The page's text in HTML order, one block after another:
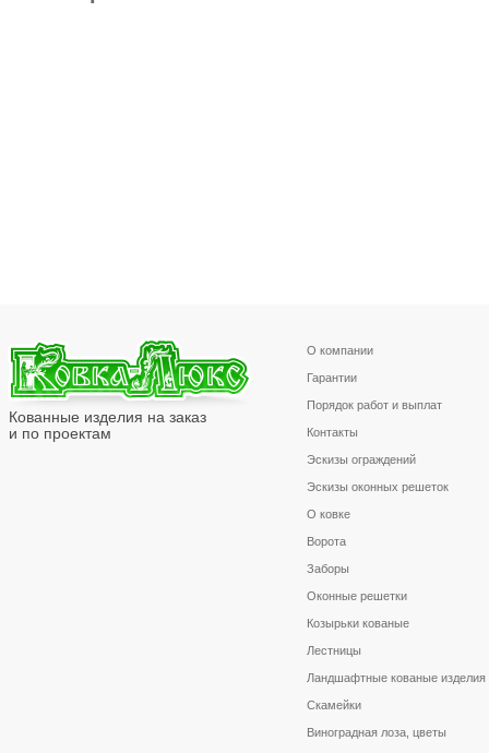
Кованные изделия на заказ
и по проектам
О компании
Гарантии
Порядок работ и выплат
Контакты
Эскизы ограждений
Эскизы оконных решеток
О ковке
Ворота
Заборы
Оконные решетки
Козырьки кованые
Лестницы
Ландшафтные кованые изделия
Скамейки
Виноградная лоза, цветы